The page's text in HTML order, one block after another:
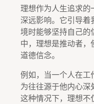
理想作为人生追求的
深远影响。它引导着
境时能够坚持自己的
中，理想是推动者，
道德信念。
例如，当一个人在工
为往往源于他内心深
这种情况下，理想不